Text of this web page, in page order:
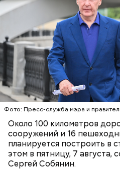
Фото: Пресс-служба мэра и
Около 100 километров
сооружений и 16
планируется построить в
этом в пятницу, 7
Сергей Собянин.
Сейчас же специалисты
участок Московского
вдоль Каспийской улицы
до Павелецкого
ведутся работы по
— Бутово — Варшавское
до Варшавского шоссе.
реконструкция
набережных. Кроме того,
связка между МСД и
включая новый
Фото: МАКС / Мэр Москвы Сергей
СТРОИТЕЛЬСТВО
СЕРГЕЙ СОБЯНИН